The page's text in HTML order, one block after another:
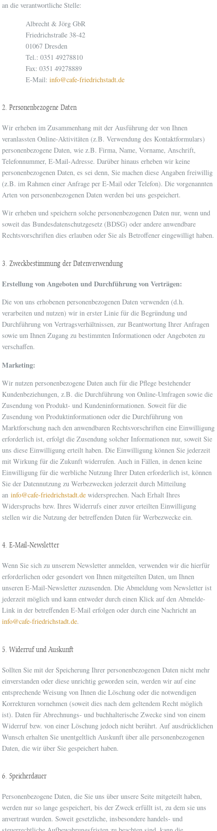
an die verantwortliche Stelle:
Albrecht & Jörg GbR
Friedrichstraße 38-42
01067 Dresden
Tel.: 0351 49278810
Fax: 0351 49278889
E-Mail:info@cafe-friedrichstadt.de
2. Personenbezogene Daten
Wir erheben im Zusammenhang mit der Ausführung der von Ihnen
veranlassten Online-Aktivitäten (z.B. Verwendung des Kontaktformulars)
personenbezogene Daten, wie z.B. Firma, Name, Vorname, Anschrift,
Telefonnummer, E-Mail-Adresse. Darüber hinaus erheben wir keine
personenbezogenen Daten, es sei denn, Sie machen diese Angaben freiwillig
(z.B. im Rahmen einer Anfrage per E-Mail oder Telefon). Die vorgenannten
Arten von personenbezogenen Daten werden bei uns gespeichert.
Wir erheben und speichern solche personenbezogenen Daten nur, wenn und
soweit das Bundesdatenschutzgesetz (BDSG) oder andere anwendbare
Rechtsvorschriften dies erlauben oder Sie als Betroffener eingewilligt haben.
3. Zweckbestimmung der Datenverwendung
Erstellung von Angeboten und Durchführung von Verträgen:
Die von uns erhobenen personenbezogenen Daten verwenden (d.h.
verarbeiten und nutzen) wir in erster Linie für die Begründung und
Durchführung von Vertragsverhältnissen, zur Beantwortung Ihrer Anfragen
sowie um Ihnen Zugang zu bestimmten Informationen oder Angeboten zu
verschaffen.
Marketing:
Wir nutzen personenbezogene Daten auch für die Pflege bestehender
Kundenbeziehungen, z.B. die Durchführung von Online-Umfragen sowie die
Zusendung von Produkt- und Kundeninformationen. Soweit für die
Zusendung von Produktinformationen oder die Durchführung von
Marktforschung nach den anwendbaren Rechtsvorschriften eine Einwilligung
erforderlich ist, erfolgt die Zusendung solcher Informationen nur, soweit Sie
uns diese Einwilligung erteilt haben. Die Einwilligung können Sie jederzeit
mit Wirkung für die Zukunft widerrufen. Auch in Fällen, in denen keine
Einwilligung für die werbliche Nutzung Ihrer Daten erforderlich ist, können
Sie der Datennutzung zu Werbezwecken jederzeit durch Mitteilung
aninfo@cafe-friedrichstadt.de widersprechen. Nach Erhalt Ihres
Widerspruchs bzw. Ihres Widerrufs einer zuvor erteilten Einwilligung
stellen wir die Nutzung der betreffenden Daten für Werbezwecke ein.
4. E-Mail-Newsletter
Wenn Sie sich zu unserem Newsletter anmelden, verwenden wir die hierfür
erforderlichen oder gesondert von Ihnen mitgeteilten Daten, um Ihnen
unseren E-Mail-Newsletter zuzusenden. Die Abmeldung vom Newsletter ist
jederzeit möglich und kann entweder durch einen Klick auf den Abmelde-
Link in der betreffenden E-Mail erfolgen oder durch eine Nachricht an
info@cafe-friedrichstadt.de.
5. Widerruf und Auskunft
Sollten Sie mit der Speicherung Ihrer personenbezogenen Daten nicht mehr
einverstanden oder diese unrichtig geworden sein, werden wir auf eine
entsprechende Weisung von Ihnen die Löschung oder die notwendigen
Korrekturen vornehmen (soweit dies nach dem geltendem Recht möglich
ist). Daten für Abrechnungs- und buchhalterische Zwecke sind von einem
Widerruf bzw. von einer Löschung jedoch nicht berührt. Auf ausdrücklichen
Wunsch erhalten Sie unentgeltlich Auskunft über alle personenbezogenen
Daten, die wir über Sie gespeichert haben.
6. Speicherdauer
Personenbezogene Daten, die Sie uns über unsere Seite mitgeteilt haben,
werden nur so lange gespeichert, bis der Zweck erfüllt ist, zu dem sie uns
anvertraut wurden. Soweit gesetzliche, insbesondere handels- und